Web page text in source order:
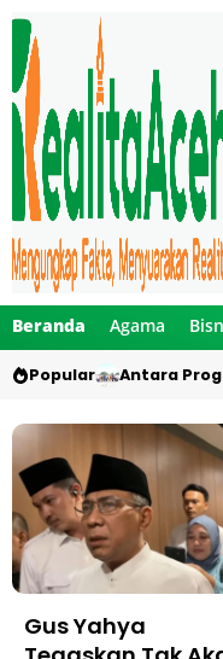
Beranda Agama
Popular Antara
Gus Yahya